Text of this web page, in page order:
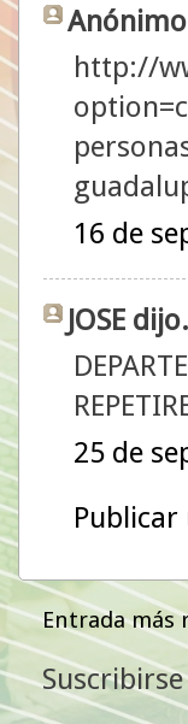
http://
16 de
JOSE
25 de
Entrada más